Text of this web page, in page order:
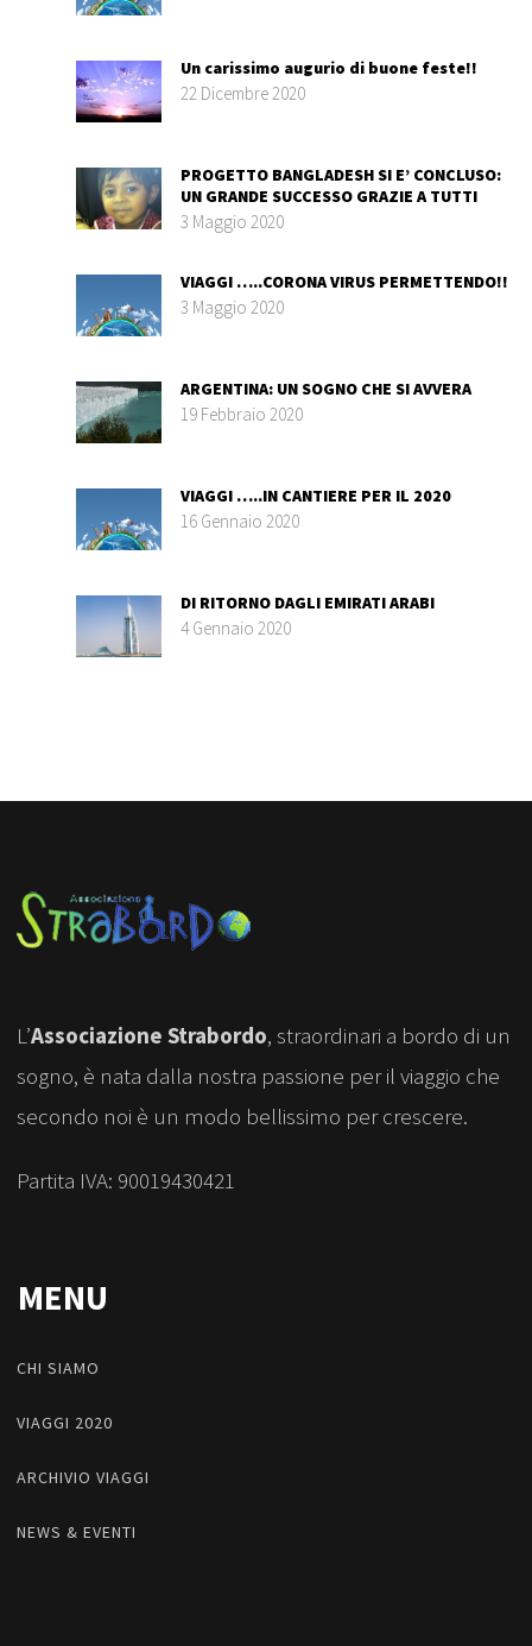
Un carissimo augurio di buone feste!!
22 Dicembre 2020
PROGETTO BANGLADESH SI E’ CONCLUSO:
UN GRANDE SUCCESSO GRAZIE A TUTTI
3 Maggio 2020
VIAGGI …..CORONA VIRUS PERMETTENDO!!
3 Maggio 2020
ARGENTINA: UN SOGNO CHE SI AVVERA
19 Febbraio 2020
VIAGGI …..IN CANTIERE PER IL 2020
16 Gennaio 2020
DI RITORNO DAGLI EMIRATI ARABI
4 Gennaio 2020
L’Associazione Strabordo, straordinari a bordo di un
sogno, è nata dalla nostra passione per il viaggio che
secondo noi è un modo bellissimo per crescere.
Partita IVA: 90019430421
MENU
CHI SIAMO
VIAGGI 2020
ARCHIVIO VIAGGI
NEWS & EVENTI